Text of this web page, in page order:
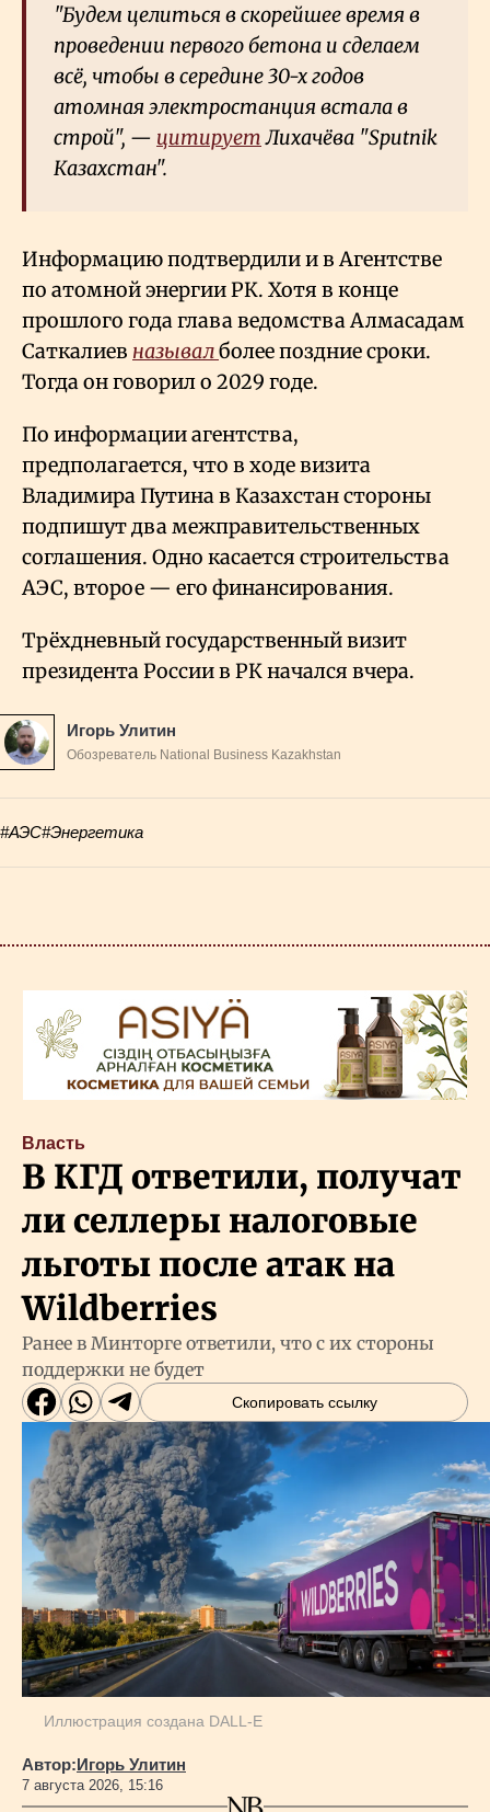
"Будем целиться в скорейшее время в
проведении первого бетона и сделаем
всё, чтобы в середине 30-х годов
атомная электростанция встала в
строй", — цитируетЛихачёва "Sputnik
Казахстан".
Информацию подтвердили и в Агентстве
по атомной энергии РК. Хотя в конце
прошлого года глава ведомства Алмасадам
Саткалиев называлболее поздние сроки.
Тогда он говорил о 2029 годе.
По информации агентства,
предполагается, что в ходе визита
Владимира Путина в Казахстан стороны
подпишут два межправительственных
соглашения. Одно касается строительства
АЭС, второе — его финансирования.
Трёхдневный государственный визит
президента России в РК начался вчера.
Игорь Улитин
Обозреватель National Business Kazakhstan
#АЭС#Энергетика
Власть
В КГД ответили, получат
ли селлеры налоговые
льготы после атак на
Wildberries
Ранее в Минторге ответили, что с их стороны
поддержки не будет
Скопировать ссылку
Иллюстрация создана DALL-E
Автор:Игорь Улитин
7 августа 2026, 15:16